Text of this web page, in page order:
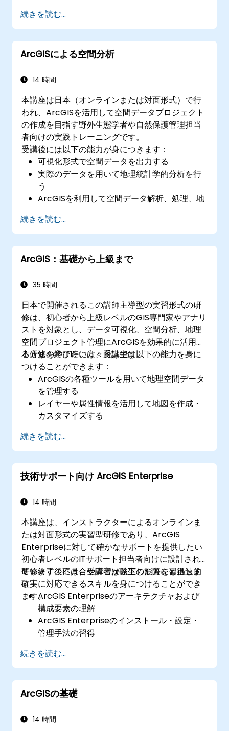
動応答処理を実装する
Grafanaを用いてアラート情報を効果的に可
視化・管理する
続きを読む...
ArcGISによる空間分析
14 時間
本講座は日本（オンラインまたは対面形式）で行
われ、ArcGISを活用して空間データプロジェクト
の作成を目指す野外生態学者や自然保護管理担当
者向けの実践トレーニングです。
受講後には以下の能力が身につきます：
可視化形式で空間データを出力する
実際のデータを用いて地理統計学的分析を行
う
ArcGISを利用して空間データ解析、処理、地
ArcGISでのプロジェクト向けに空間データを
適切に分析できる
続きを読む...
ArcGIS：基礎から上級まで
35 時間
日本で開催されるこの講師主導型の実習形式の研
修は、初心者から上級レベルのGIS専門家やアナリ
ストを対象とし、データ可視化、空間分析、地理
空間プロジェクト管理にArcGISを効果的に活用す
る方法を学びたい方々向けです。
本研修の終了時には、受講生は以下の能力を身に
つけることができます：
ArcGISの各種ツールを用いて地理空間データ
を管理する
レイヤーや属性情報を活用して地図を作成・
カスタマイズする
ModelBuilderやPythonを用いて作業フロー
を自動化する
続きを読む...
技術サポート向け ArcGIS Enterprise
14 時間
本講座は、インストラクターによるオンラインま
たは対面形式の実習型研修であり、ArcGIS
Enterpriseに対して確かなサポートを提供したい
初心者レベルのITサポート担当者向けに設計され
ています。不具合や障害が発生した際にも迅速的
確実に対応できるスキルを身につけることができ
ます。
研修終了後には、受講者は以下の能力を習得しま
す：
ArcGIS Enterpriseのアーキテクチャおよび
構成要素の理解
ArcGIS Enterpriseのインストール・設定・
管理手法の習得
決策を扱うスキルの獲得
ArcGIS Enterprise環境の監視および維持管
理に必要なノウハウの習得
バックアップ・復旧処理やパフォーマンス最
続きを読む...
ArcGISの基礎
14 時間